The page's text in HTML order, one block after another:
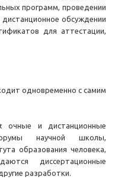
программ, проведении
обсуждении
для аттестации,
одновременно с самим
: очные и дистанционные
научной школы,
образования человека,
диссертационные
разработки.